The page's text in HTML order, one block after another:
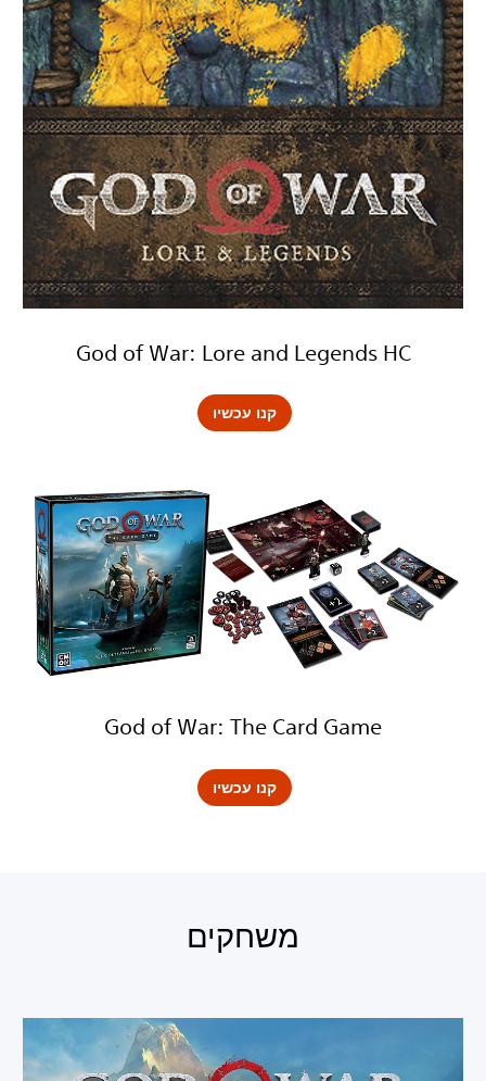
God of War: Lore and Legends HC
קנו עכשיו
God of War: The Card Game
קנו עכשיו
משחקים